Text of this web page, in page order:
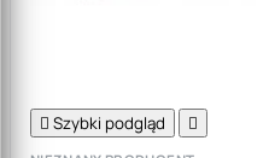
 Szybki podgląd 